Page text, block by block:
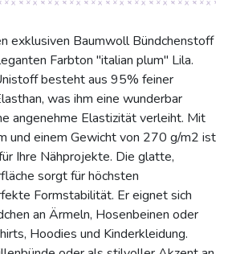
exklusiven Baumwoll Bündchenstoff
Farbton "italian plum" Lila.
besteht aus 95% feiner
was ihm eine wunderbar
angenehme Elastizität verleiht. Mit
und einem Gewicht von 270 g/m2 ist
Ihre Nähprojekte. Die glatte,
sorgt für höchsten
Formstabilität. Er eignet sich
an Ärmeln, Hosenbeinen oder
Hoodies und Kinderkleidung.